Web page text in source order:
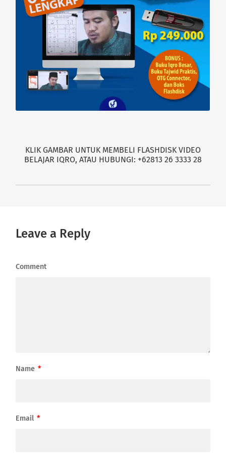
KLIK GAMBAR UNTUK MEMBELI FLASHDISK VIDEO
BELAJAR IQRO, ATAU HUBUNGI: +62813 26 3333 28
Leave a Reply
Comment
Name *
Email *